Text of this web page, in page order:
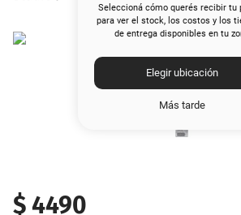
Seleccioná cómo querés recibir tu
para ver el stock, los costos y los
de entrega disponibles en tu
Elegir ubicación
Más tarde
$4490
6.
10. nyx